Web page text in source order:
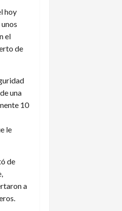
hoy
el
de
una
10
le
de
a